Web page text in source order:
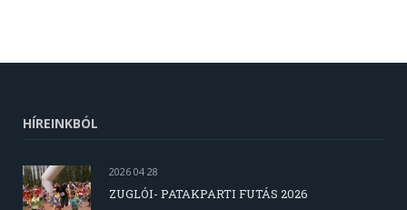
HÍREINKBÓL
2026 04 28
ZUGLÓI- PATAKPARTI FUTÁS 2026